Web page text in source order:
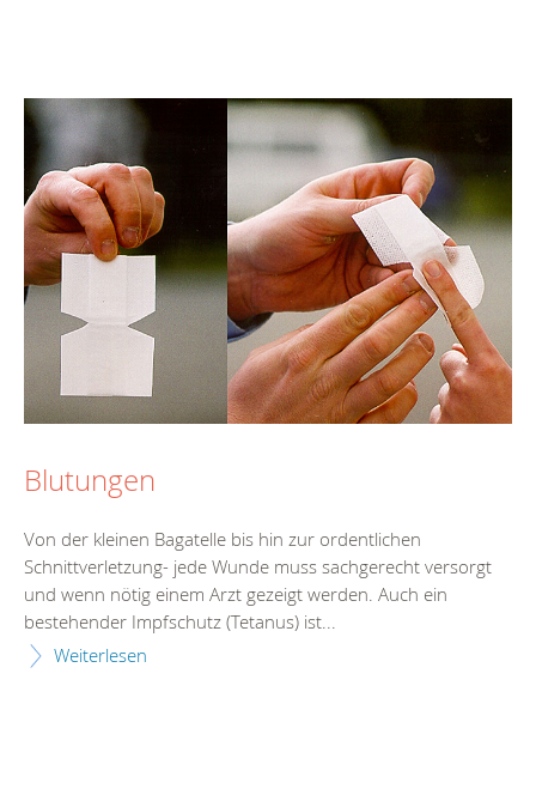
Blutungen
Von der kleinen Bagatelle bis hin zur ordentlichen
Schnittverletzung- jede Wunde muss sachgerecht versorgt
und wenn nötig einem Arzt gezeigt werden. Auch ein
bestehender Impfschutz (Tetanus) ist...
Weiterlesen